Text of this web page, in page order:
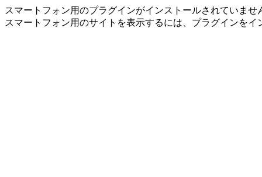
スマートフォン用のプラグインがインストールされていませ
スマートフォン用のサイトを表示するには、プラグインをイ